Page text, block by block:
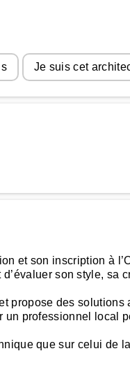
Je suis cet
et son inscription à
son style, sa
propose des solutions
professionnel local
que sur celui de